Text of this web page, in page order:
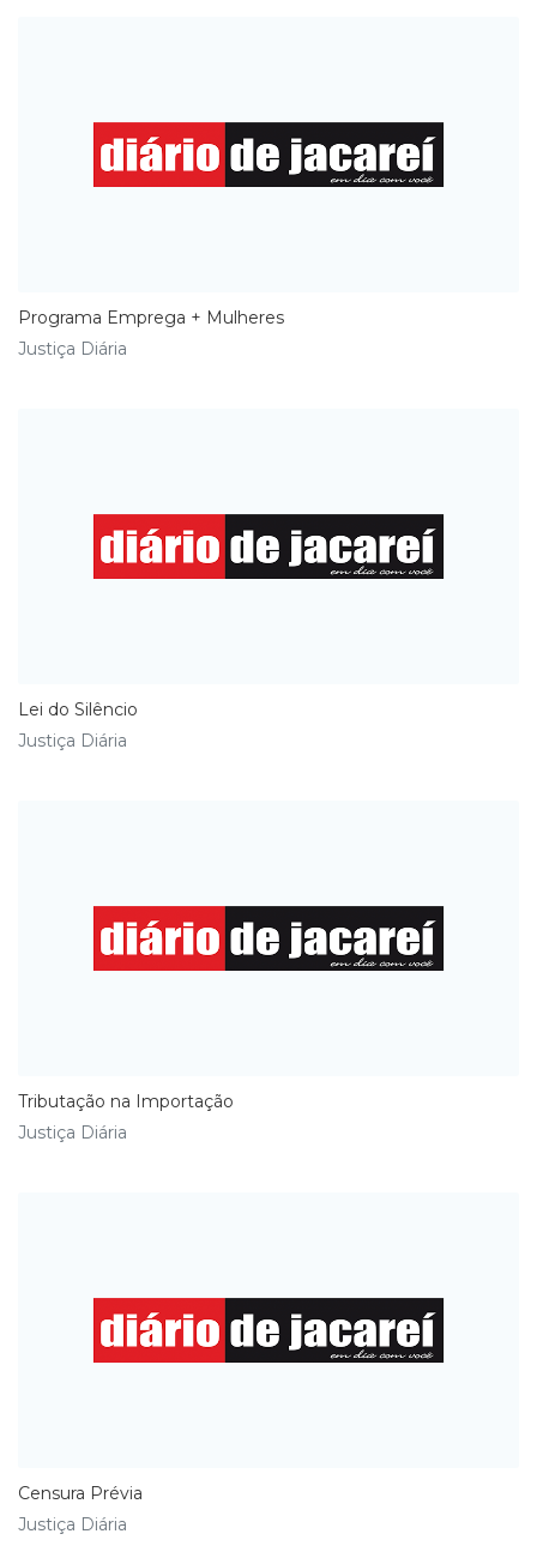
Programa Emprega + Mulheres
Justiça Diária
Lei do Silêncio
Justiça Diária
Tributação na Importação
Justiça Diária
Censura Prévia
Justiça Diária